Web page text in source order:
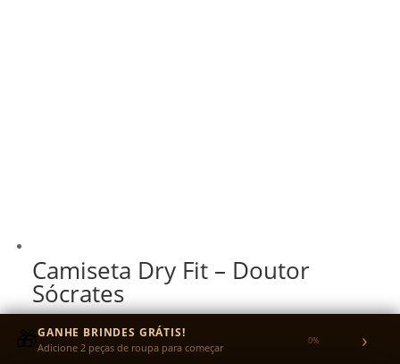
Camiseta Dry Fit – Doutor
Sócrates
R$ 87,00
R$82,65no Pix
🎁GANHE BRINDES GRÁTIS!
Adicione 2 peças de roupa para começar 0% ›